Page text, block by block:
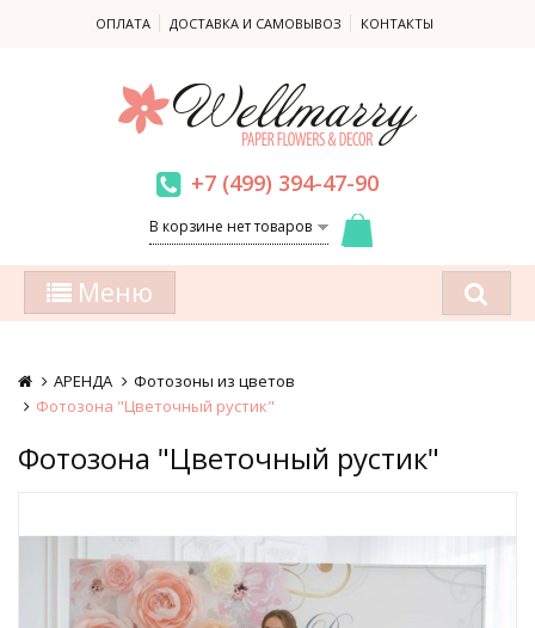
ОПЛАТА ДОСТАВКА И САМОВЫВОЗ КОНТАКТЫ
+7 (499) 394-47-90
В корзине нет товаров
Меню
АРЕНДА
Фотозоны из цветов
Фотозона "Цветочный рустик"
Фотозона "Цветочный рустик"